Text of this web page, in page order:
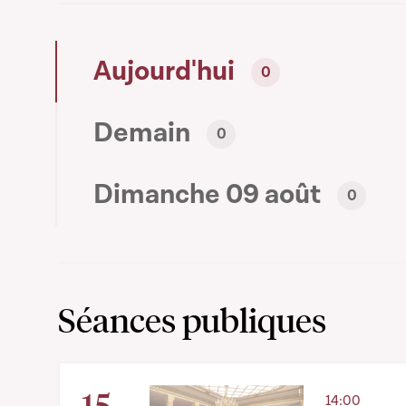
Aujourd'hui 0
Demain 0
Dimanche 09 août 0
Séances publiques
14:00